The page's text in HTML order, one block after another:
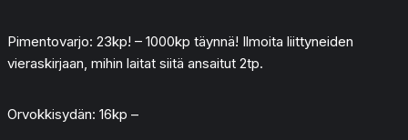
Pimentovarjo: 23kp! – 1000kp täynnä! Ilmoita liittyneiden
vieraskirjaan, mihin laitat siitä ansaitut 2tp.
Orvokkisydän: 16kp –